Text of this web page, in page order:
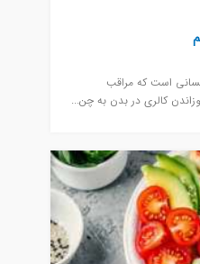
است که مراقب
کالری در بدن به چن...